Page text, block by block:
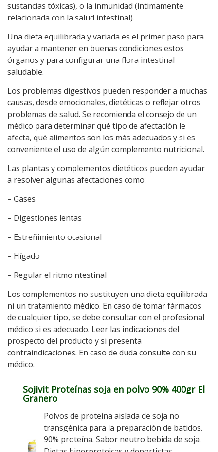
sustancias tóxicas), o la inmunidad (íntimamente
relacionada con la salud intestinal).
Una dieta equilibrada y variada es el primer paso para
ayudar a mantener en buenas condiciones estos
órganos y para configurar una flora intestinal
saludable.
Los problemas digestivos pueden responder a muchas
causas, desde emocionales, dietéticas o reflejar otros
problemas de salud. Se recomienda el consejo de un
médico para determinar qué tipo de afectación le
afecta, qué alimentos son los más adecuados y si es
conveniente el uso de algún complemento nutricional.
Las plantas y complementos dietéticos pueden ayudar
a resolver algunas afectaciones como:
– Gases
– Digestiones lentas
– Estreñimiento ocasional
– Hígado
– Regular el ritmo ntestinal
Los complementos no sustituyen una dieta equilibrada
ni un tratamiento médico. En caso de tomar fármacos
de cualquier tipo, se debe consultar con el profesional
médico si es adecuado. Leer las indicaciones del
prospecto del producto y si presenta
contraindicaciones. En caso de duda consulte con su
médico.
Sojivit Proteínas soja en polvo 90% 400gr El
Granero
Polvos de proteína aislada de soja no
transgénica para la preparación de batidos.
90% proteína. Sabor neutro bebida de soja.